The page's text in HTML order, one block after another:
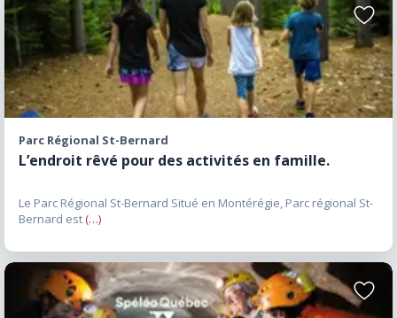
possède un patrimoine exceptionnel. Le Fort
Lennox, le Canal de Chambly et plusieurs
bâtiments historiques rappellent l’importance
stratégique de la rivière Richelieu dans
l’histoire du Canada. Le Musée du Haut-
préservation et la mise en valeur du
patrimoine régional. Le Vieux-Saint-Jean
permet également de découvrir l’histoire
commerciale et culturelle de la région.
spectacles et activités patrimoniales sont
présentés tout au long de l’année. Hôtels et
hébergements dans le Haut-Richelieu Les
aux
favoris
Parc Régional St-Bernard
L’endroit rêvé pour des activités en famille.
Le Parc Régional St-Bernard Situé en Montérégie, Parc régional St-
Bernard est(…)